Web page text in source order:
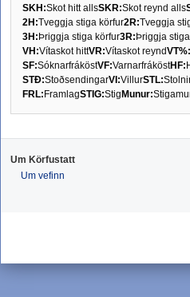
SKH:Skot hitt allsSKR:Skot reynd alls
2H:Tveggja stiga körfur2R:Tveggja
3H:Þriggja stiga körfur3R:Þriggja
VH:Vítaskot hittVR:Vítaskot reyndVT%:
SF:SóknarfráköstVF:VarnarfráköstHF:
STÐ:StoðsendingarVI:VillurSTL:
FRL:FramlagSTIG:StigMunur:
Um Körfustatt
Um vefinn